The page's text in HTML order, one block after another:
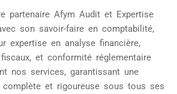
partenaire Afym Audit et Expertise
son savoir-faire en comptabilité,
expertise en analyse financière,
et conformité réglementaire
nos services, garantissant une
et rigoureuse sous tous ses